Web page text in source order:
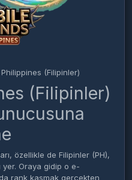
(Filipinler)
(Filipinler)
özellikle de Filipinler (PH),
yer. Oraya gidip o e-
rank kasmak gerçekten